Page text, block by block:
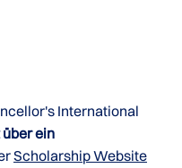
International
ein
Scholarship Website